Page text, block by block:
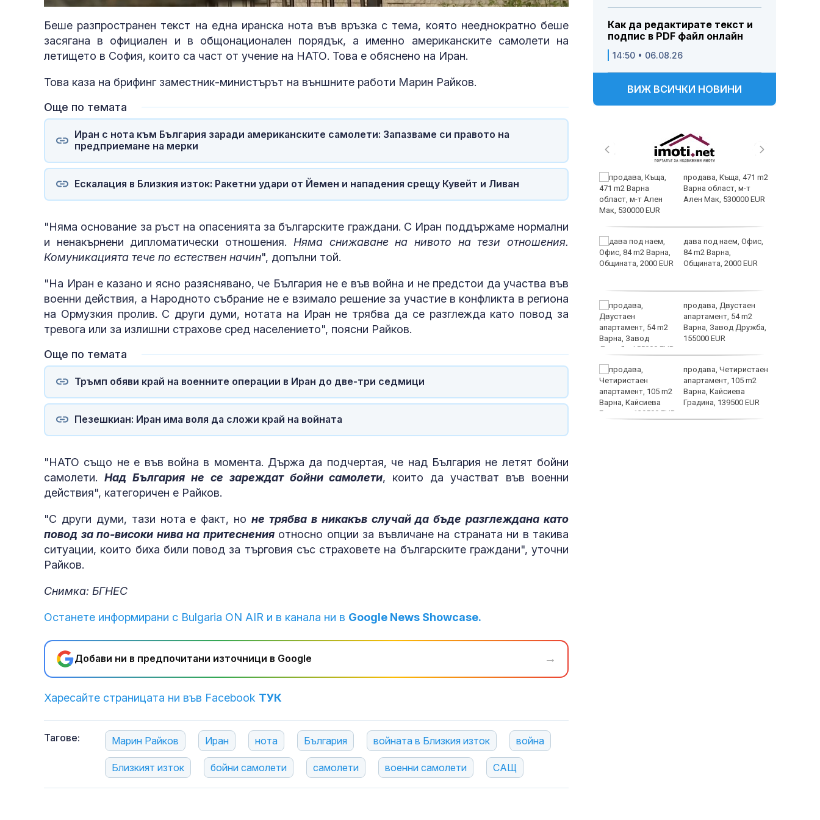
87.20%
Беше разпространен текст на една иранска нота във връзка с тема, която нееднократно беше
засягана в официален и в общонационален порядък, а именно американските самолети на
летището в София, които са част от учение на НАТО. Това е обяснено на Иран.
Това каза на брифинг заместник-министърът на външните работи Марин Райков.
Още по темата
Иран с нота към България заради американските самолети: Запазваме си правото на
предприемане на мерки
Ескалация в Близкия изток: Ракетни удари от Йемен и нападения срещу Кувейт и Ливан
"Няма основание за ръст на опасенията за българските граждани. С Иран поддържаме нормални
и ненакърнени дипломатически отношения. Няма снижаване на нивото на тези отношения.
Комуникацията тече по естествен начин", допълни той.
"На Иран е казано и ясно разяснявано, че България не е във война и не предстои да участва във
военни действия, а Народното събрание не е взимало решение за участие в конфликта в региона
на Ормузкия пролив. С други думи, нотата на Иран не трябва да се разглежда като повод за
тревога или за излишни страхове сред населението", поясни Райков.
Още по темата
Тръмп обяви край на военните операции в Иран до две-три седмици
Пезешкиан: Иран има воля да сложи край на войната
"НАТО също не е във война в момента. Държа да подчертая, че над България не летят бойни
самолети. Над България не се зареждат бойни самолети, които да участват във военни
действия", категоричен е Райков.
"С други думи, тази нота е факт, но не трябва в никакъв случай да бъде разглеждана като
повод за по-високи нива на притесненияотносно опции за въвличане на страната ни в такива
ситуации, които биха били повод за търговия със страховете на българските граждани", уточни
Райков.
Снимка: БГНЕС
Останете информирани с Bulgaria ON AIR и в канала ни в Google News Showcase.
Добави ни в предпочитани източници в Google →
Харесайте страницата ни във Facebook ТУК
Тагове: Марин Райков Иран нота България войната в Близкия изток война
Близкият изток бойни самолети самолети военни самолети САЩ
Как да редактирате текст и
подпис в PDF файл онлайн
14:50 • 06.08.26
ВИЖ ВСИЧКИ НОВИНИ
Съдът спря
незабавното събаряне
на 12 сгради в "Баба
Предстои пълно
слънчево затъмнение,
от Северозападна
частично
Муцунски: България ще
спечели най-много от
членството ни в ЕС
Температури от 40
градуса и нови пожари
исхемичен инсулт се
повишава в
FDA одобри Еnlicitide
висок холестерол
Болест на Бехтерев –
как храненето може
МЗ предлага три
28-те РЗИ
продава, Къща, 471 m2
Варна област, м-т
Ален Мак, 530000 EUR
дава под наем, Офис,
84 m2 Варна,
Общината, 2000 EUR
продава, Двустаен
апартамент, 54 m2
Варна, Завод Дружба,
155000 EUR
продава, Четиристаен
апартамент, 105 m2
Варна, Кайсиева
Градина, 139500 EUR